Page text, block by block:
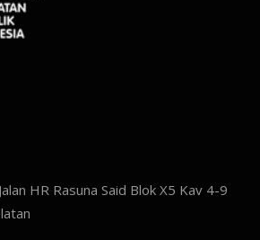
HR Rasuna Said Blok X5 Kav 4-9